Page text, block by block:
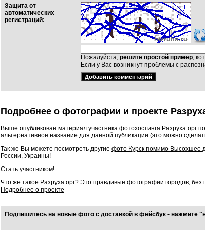
Защита от
автоматических
регистраций:
Пожалуйста, решите простой пример,
Если у Вас возникнут проблемы с
Подробнее о фотографии и проекте
Выше опубликован материал участника фотохостинга Разруха.орг
альтернативное название для данной публикации (это можно
Так же Вы можете посмотреть другие фото Курск помимо Высохшее
России, Украины!
Стать участником!
Что же такое Разруха.орг? Это правдивые фотографии городов, без
Подробнее о проекте
Подпишитесь на новые фото с доставкой в фейсбук - нажмите